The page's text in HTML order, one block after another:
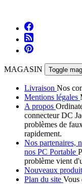
MAGASIN Toggle
Livraison Nos
Mentions légales
A propos
connecteur DC
problèmes de
rapidement.
Nos partenaires,
nos PC Portable
problème vient
Nouveaux
Plan du site Vous